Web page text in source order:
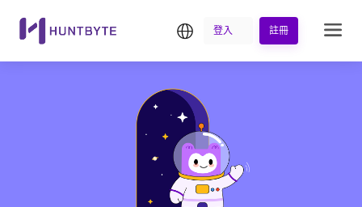
繁中登入 註冊